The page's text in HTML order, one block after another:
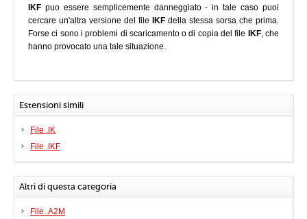
IKF puo essere semplicemente danneggiato - in tale caso puoi
cercare un'altra versione del file
IKF della stessa sorsa che prima.
Forse ci sono i problemi di scaricamento o di copia del file
IKF, che
hanno provocato una tale situazione.
Estensioni simili
File .IK
File .IKF
Altri di questa categoria
File .A2M